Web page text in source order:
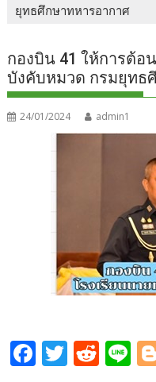
ยุทธศึกษาทหารอากาศ
กองบิน 41 ให้การต้อ
บังคับหมวด กรมยุทธ
24/01/2024 admin1
F T R Li